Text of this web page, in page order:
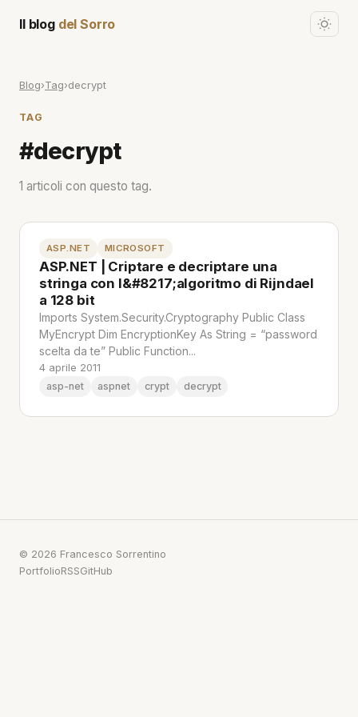
Il blog del Sorro
Blog›Tag›decrypt
TAG
#decrypt
1 articoli con questo tag.
ASP.NET MICROSOFT
ASP.NET | Criptare e decriptare una
stringa con l&#8217;algoritmo di Rijndael
a 128 bit
Imports System.Security.Cryptography Public Class
MyEncrypt Dim EncryptionKey As String = “password
scelta da te” Public Function...
4 aprile 2011
asp-net
aspnet crypt decrypt
© 2026 Francesco Sorrentino
PortfolioRSSGitHub